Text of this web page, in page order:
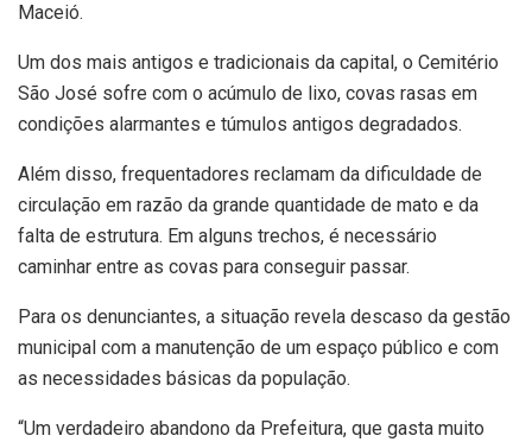
Maceió.
Um dos mais antigos e tradicionais da capital, o Cemitério
São José sofre com o acúmulo de lixo, covas rasas em
condições alarmantes e túmulos antigos degradados.
Além disso, frequentadores reclamam da dificuldade de
circulação em razão da grande quantidade de mato e da
falta de estrutura. Em alguns trechos, é necessário
caminhar entre as covas para conseguir passar.
Para os denunciantes, a situação revela descaso da gestão
municipal com a manutenção de um espaço público e com
as necessidades básicas da população.
“Um verdadeiro abandono da Prefeitura, que gasta muito